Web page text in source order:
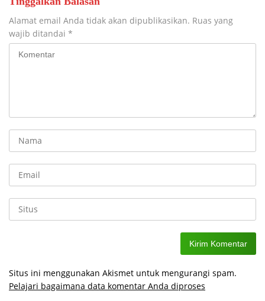
Alamat email Anda tidak akan dipublikasikan. Ruas yang
wajib ditandai *
Situs ini menggunakan Akismet untuk mengurangi spam.
Pelajari bagaimana data komentar Anda diproses